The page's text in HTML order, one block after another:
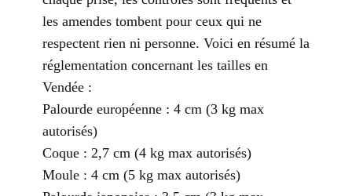
les amendes tombent pour ceux qui ne
respectent rien ni personne. Voici en résumé la
réglementation concernant les tailles en
Vendée :
Palourde européenne : 4 cm (3 kg max
autorisés)
Coque : 2,7 cm (4 kg max autorisés)
Moule : 4 cm (5 kg max autorisés)